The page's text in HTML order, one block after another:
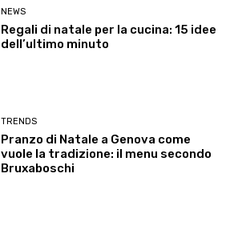
NEWS
Regali di natale per la cucina: 15 idee
dell’ultimo minuto
TRENDS
Pranzo di Natale a Genova come
vuole la tradizione: il menu secondo
Bruxaboschi